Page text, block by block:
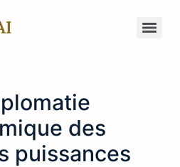
des
puissances